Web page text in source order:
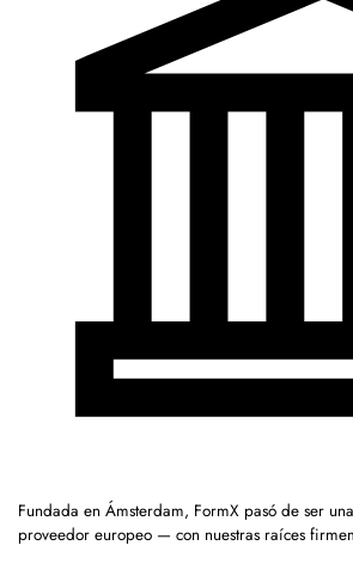
Fundada en Ámsterdam, FormX pasó de ser
proveedor europeo — con nuestras raíces